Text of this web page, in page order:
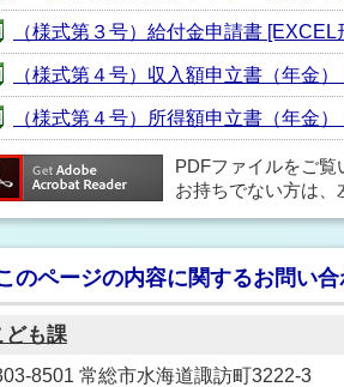
（様式第３号）給付金申請書
（様式第４号）収入額申立書（年金
（様式第４号）所得額申立書（年金
PDFファイルをご覧
お持ちでない方は、
のページの内容に関するお問い
ども課
8501 常総市水海道諏訪町3222-3